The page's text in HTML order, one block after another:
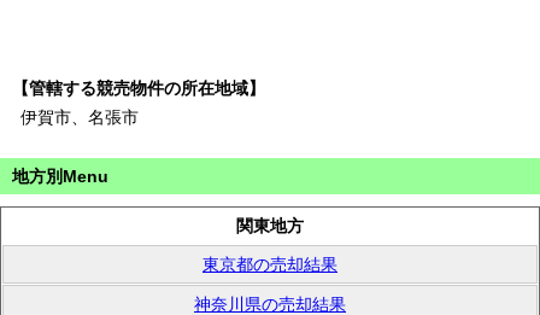
【管轄する競売物件の所在地域】
伊賀市、名張市
地方別Menu
関東地方
東京都の売却結果
神奈川県の売却結果